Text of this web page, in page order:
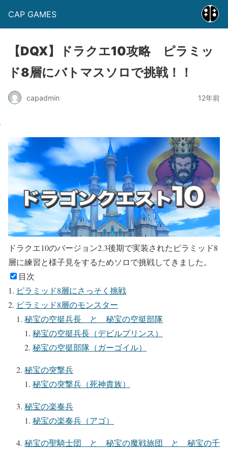
CAP GAMES
【DQX】ドラクエ10攻略 ピラミッ
ド8層にバトマスソロで挑戦！！
capadmin 12年前
ドラクエ10のバージョン2.3後期で実装されたピラミッド8
層に練習と様子見をするためソロで挑戦してきました。
目次
ピラミッド8層にさっそく挑戦
ピラミッド8層のモンスター
秘宝の空挺兵長 と 秘宝の空挺部隊
秘宝の空挺兵長（デビルプリンス）
秘宝の空挺部隊（ガーゴイル）
秘宝の突撃兵
秘宝の突撃兵（死神貴族）
秘宝の楽奏兵
秘宝の楽奏兵（アゴ）
秘宝の聖騎士団 と 秘宝の魔戦旅団 と 秘宝の千